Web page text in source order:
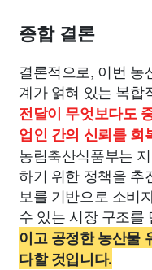
종합 결론
결론적으로, 이번 농
계가 얽혀 있는 복합
전달이 무엇보다도
업인 간의 신뢰를 회
농림축산식품부는
하기 위한 정책을 추
보를 기반으로 소비
수 있는 시장 구조를
이고 공정한 농산물
다할 것입니다.